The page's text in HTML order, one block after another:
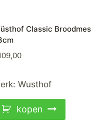
Classic Broodmes
Wusthof
kopen